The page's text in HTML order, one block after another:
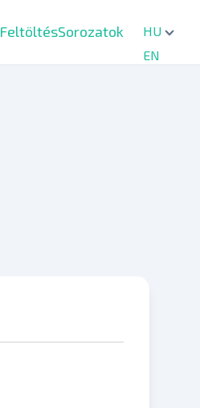
FeltöltésSorozatok
HU
EN